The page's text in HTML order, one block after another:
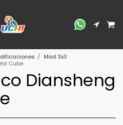
Mod 3x3
Cube
Diansheng